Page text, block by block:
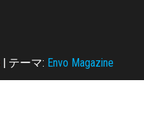
| テーマ: Envo Magazine